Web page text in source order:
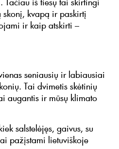
kvapą ir paskirtį
ir kaip atskirti –
seniausių ir labiausiai
Tai dvimetis skėtinių
augantis ir mūsų klimato
salstelėjęs, gaivus, su
pažįstami lietuviškoje